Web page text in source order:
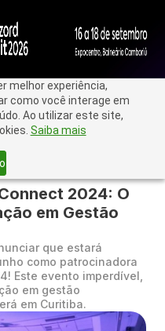
melhor experiência,
como você interage em
Ao utilizar este site,
Saiba mais
2024: O
em Gestão
que estará
como patrocinadora
Este evento imperdível,
em gestão
em Curitiba.